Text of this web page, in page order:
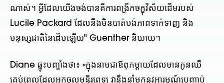
ណាស់។ អ្វីដែលយើងចង់បានគឺការពង្រីកចក្ខុវិស័យដើមរបស់
Lucile Packard ដែលនឹងមិនបាត់បង់ភាពទាក់ទាញ និង
មនុស្សជាតិនៃដើមឡើយ" Guenther និយាយ។
Diane ឆ្លុះ​បញ្ចាំង​ថា​៖ «​ក្នុង​នាម​ជា​ឪពុក​ម្តាយ​ដែល​មាន​កូន​ឈឺ
គ្រប់​ពេល​ដែល​អ្នក​ចូល​មន្ទីរពេទ្យ វា​នឹង​នាំ​មក​នូវ​អារម្មណ៍​ប្រញាប់